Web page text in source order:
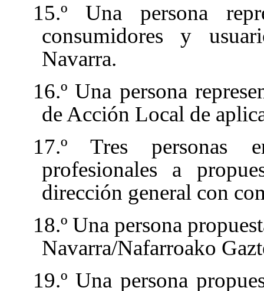
15.º Una persona
consumidores y
Navarra.
16.º Una persona
de Acción Local de
17.º Tres personas
profesionales a
dirección general con
18.º Una persona
Navarra/Nafarroako
19.º Una persona